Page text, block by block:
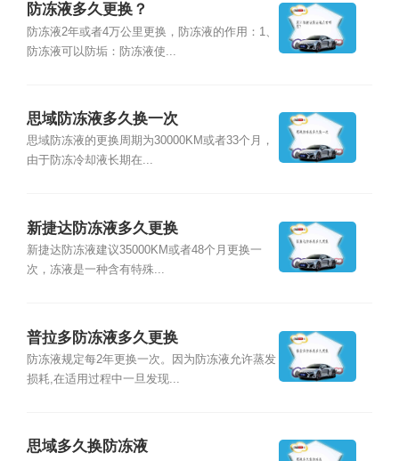
防冻液多久更换？
防冻液2年或者4万公里更换，防冻液的作用：1、
防冻液可以防垢：防冻液使...
思域防冻液多久换一次
思域防冻液的更换周期为30000KM或者33个月，
由于防冻冷却液长期在...
新捷达防冻液多久更换
新捷达防冻液建议35000KM或者48个月更换一
次，冻液是一种含有特殊...
普拉多防冻液多久更换
防冻液规定每2年更换一次。因为防冻液允许蒸发
损耗,在适用过程中一旦发现...
思域多久换防冻液